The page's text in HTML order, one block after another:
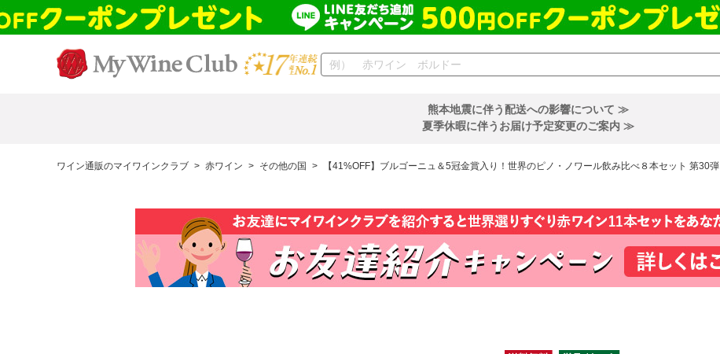
熊本地震に伴う配送への影響について ≫
夏季休暇に伴うお届け予定変更のご案内 ≫
ワイン通販のマイワインクラブ > 赤ワイン > その他の国 > 【41%OFF】ブルゴーニュ＆5冠金賞入り！世界のピノ・ノワール飲み比べ８本セット 第30弾